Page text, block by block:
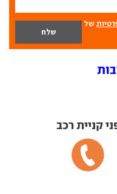
של
קניית רכב